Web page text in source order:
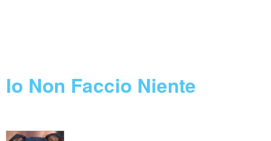
Io Non Faccio Niente